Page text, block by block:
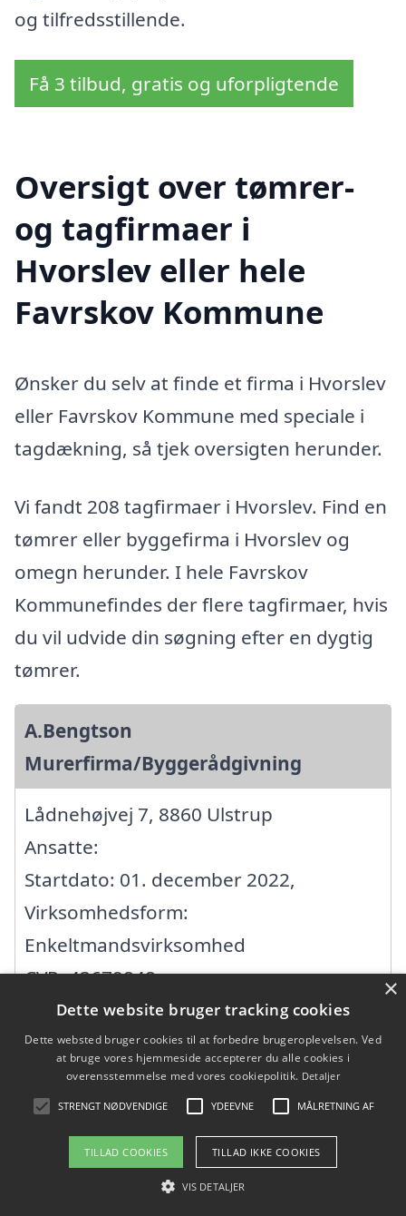
og tilfredsstillende.
Få 3 tilbud, gratis og uforpligtende
Oversigt over tømrer-
og tagfirmaer i
Hvorslev eller hele
Favrskov Kommune
Ønsker du selv at finde et firma i Hvorslev
eller Favrskov Kommune med speciale i
tagdækning, så tjek oversigten herunder.
Vi fandt 208 tagfirmaer i Hvorslev. Find en
tømrer eller byggefirma i Hvorslev og
omegn herunder. I hele Favrskov
Kommunefindes der flere tagfirmaer, hvis
du vil udvide din søgning efter en dygtig
tømrer.
A.Bengtson
Murerfirma/Byggerådgivning
Lådnehøjvej 7, 8860 Ulstrup
Ansatte:
Startdato: 01. december 2022,
Virksomhedsform:
Enkeltmandsvirksomhed
CVR: 43679848
A+Byg
Vibevej 2, 8382 Hinnerup
Startdato: 29. september 2016,
Virksomhedsform:
×
Dette website bruger tracking cookies
Dette websted bruger cookies til at forbedre brugeroplevelsen. Ved
at bruge vores hjemmeside accepterer du alle cookies i
overensstemmelse med vores cookiepolitik. Detaljer
STRENGT NØDVENDIGE YDEEVNE MÅLRETNING AF
TILLAD COOKIES TILLAD IKKE COOKIES
VIS DETALJER